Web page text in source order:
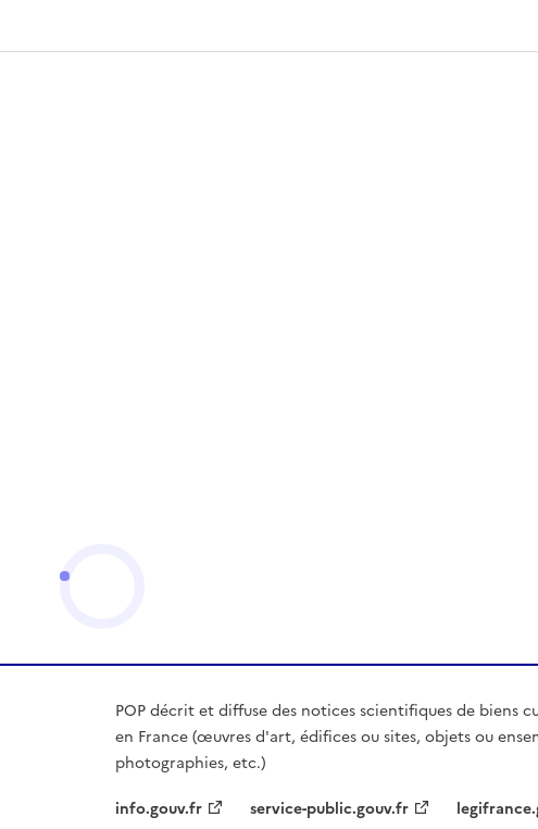
POP décrit et diffuse des notices scientifiques de biens
en France (œuvres d'art, édifices ou sites, objets ou
photographies, etc.)
info.gouv.fr
service-public.gouv.fr